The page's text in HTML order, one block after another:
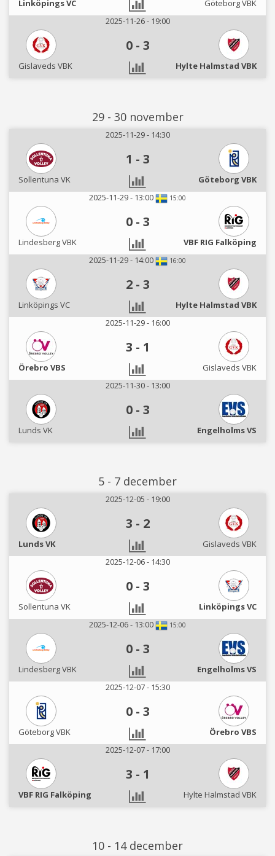
Linköpings VC
Göteborg VBK
2025-11-26 - 19:00
0 - 3
Gislaveds VBK Hylte Halmstad VBK
29 - 30 november
2025-11-29 - 14:30
1 - 3
Sollentuna VK
Göteborg VBK
2025-11-29 - 13:00
15:00
0 - 3
Lindesberg VBK
VBF RIG Falköping
2025-11-29 - 14:00
16:00
2 - 3
Linköpings VC
Hylte Halmstad VBK
2025-11-29 - 16:00
3 - 1
Örebro VBS
Gislaveds VBK
2025-11-30 - 13:00
0 - 3
Lunds VK Engelholms VS
5 - 7 december
2025-12-05 - 19:00
3 - 2
Lunds VK
Gislaveds VBK
2025-12-06 - 14:30
0 - 3
Sollentuna VK
Linköpings VC
2025-12-06 - 13:00
15:00
0 - 3
Lindesberg VBK
Engelholms VS
2025-12-07 - 15:30
0 - 3
Göteborg VBK
Örebro VBS
2025-12-07 - 17:00
3 - 1
VBF RIG Falköping Hylte Halmstad VBK
10 - 14 december